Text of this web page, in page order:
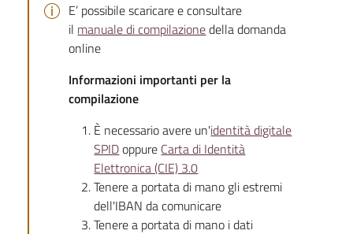
E’ possibile scaricare e consultare
il manuale di compilazionedella domanda
online
Informazioni importanti per la
compilazione
È necessario avere un'identità digitale
SPIDoppure Carta di Identità
Elettronica (CIE) 3.0
Tenere a portata di mano gli estremi
dell'IBAN da comunicare
Tenere a portata di mano i dati